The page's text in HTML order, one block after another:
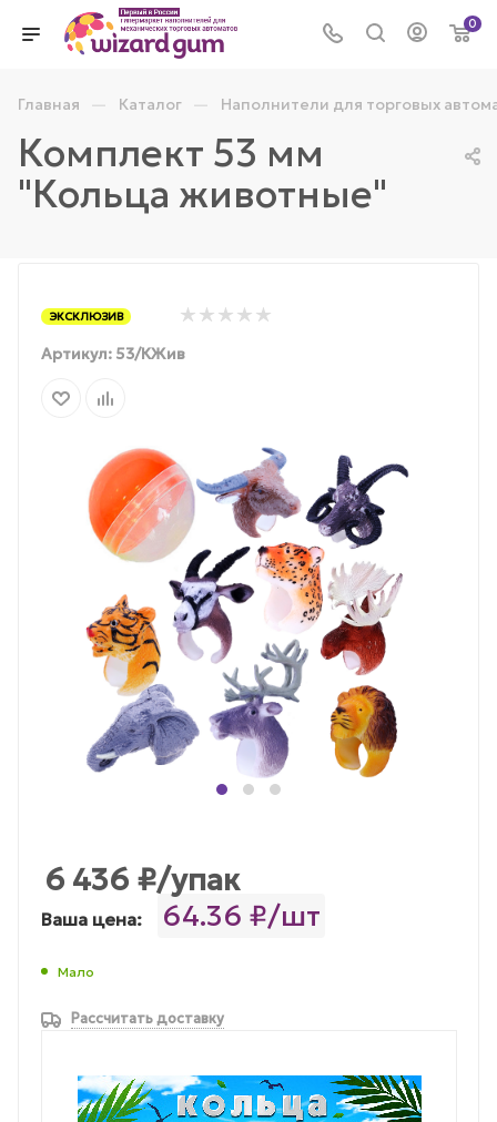
0
Главная — Каталог — Наполнители для торговых
Комплект 53 мм
"Кольца животные"
ЭКСКЛЮЗИВ
Артикул: 53/КЖив
6 436 ₽/упак
Ваша цена: 64.36 ₽/шт
Мало
Рассчитать доставку